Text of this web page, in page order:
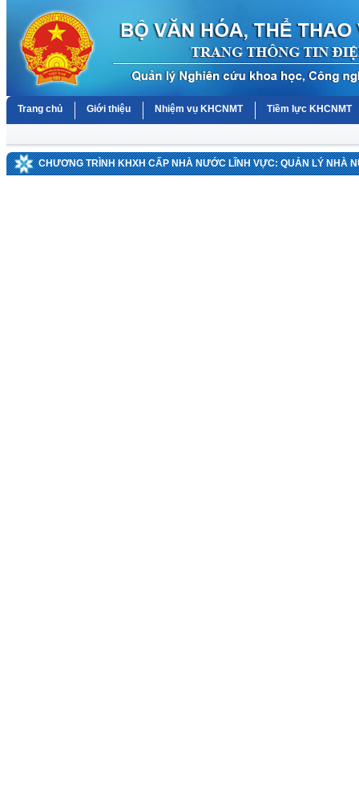
Trang chủ Giới thiệu Nhiệm vụ KHCNMT Tiềm lực KHCNMT
CHƯƠNG TRÌNH KHXH CẤP NHÀ NƯỚC LĨNH VỰC: QUẢN LÝ NHÀ